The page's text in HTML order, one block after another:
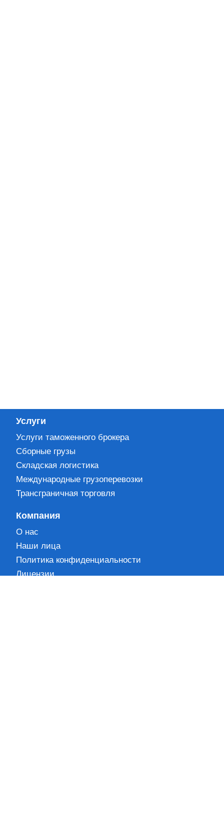
Услуги
Услуги таможенного брокера
Сборные грузы
Складская логистика
Международные грузоперевозки
Трансграничная торговля
Компания
О нас
Наши лица
Политика конфиденциальности
Лицензии